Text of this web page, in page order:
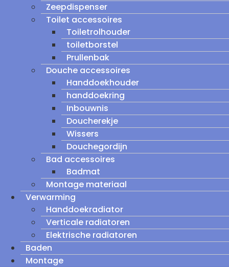
Zeepdispenser
Toilet accessoires
Toiletrolhouder
toiletborstel
Prullenbak
Douche accessoires
Handdoekhouder
handdoekring
Inbouwnis
Doucherekje
Wissers
Douchegordijn
Bad accessoires
Badmat
Montage materiaal
Verwarming
Handdoekradiator
Verticale radiatoren
Elektrische radiatoren
Baden
Montage